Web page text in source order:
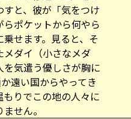
と、彼が「気をつけ
ポケットから何やら
せます。見ると、そ
ダイ（小さなメダ
気遣う優しさが胸に
遠い国からやってき
りでこの地の人々に
せん。